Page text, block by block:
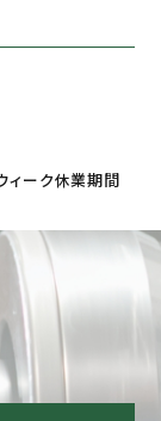
ィーク休業期間